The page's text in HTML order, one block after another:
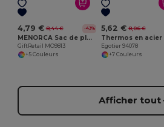
4,79 € 8,44 € -43%
MENORCA Sac de plage anses en corde
GiftRetail MO9813
+5 Couleurs
5,62 € 8,06 €
Egotier 94078
+7 Couleurs
Afficher tout